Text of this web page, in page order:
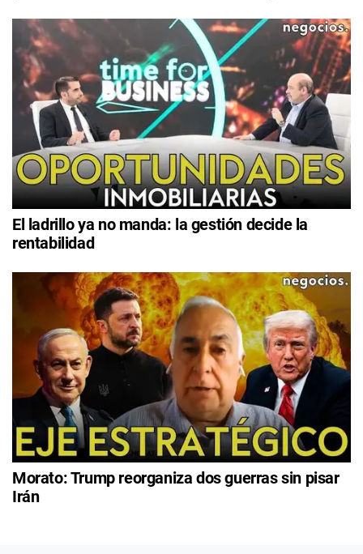
El ladrillo ya no manda: la gestión decide la
rentabilidad
Morato: Trump reorganiza dos guerras sin pisar
Irán